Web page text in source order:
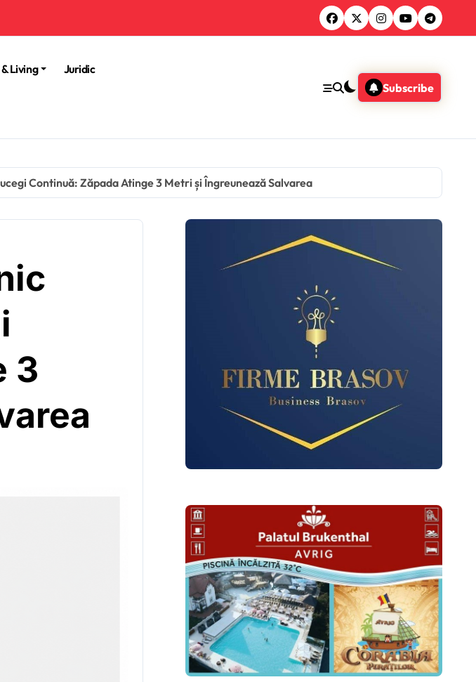
Living Juridic
Subscribe
Continuă: Zăpada Atinge 3 Metri și Îngreunează Salvarea
3